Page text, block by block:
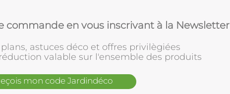
commande en vous inscrivant à la Newsletter
astuces déco et offres privilègiées
valable sur l'ensemble des produits
mon code Jardindéco